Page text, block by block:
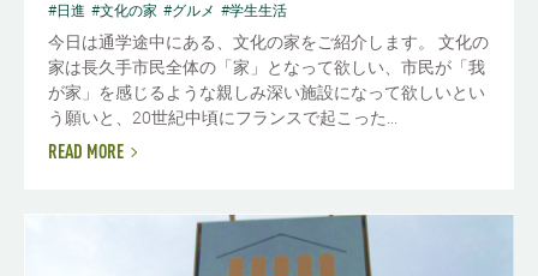
#日進 #文化の家 #グルメ #学生生活
今日は通学途中にある、文化の家をご紹介します。 文化の
家は長久手市民全体の「家」となって欲しい、市民が「我
が家」を感じるような親しみ深い施設になって欲しいとい
う願いと、20世紀中頃にフランスで起こった...
READ MORE